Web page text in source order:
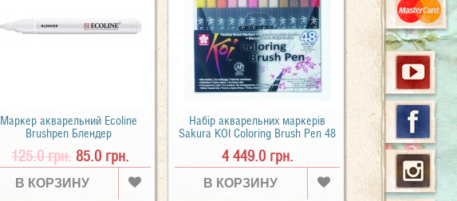
Маркер акварельний Ecoline
Brushpen Блендер
125.0 грн. 85.0 грн.
В КОРЗИНУ
Набір акварельних маркерів
Sakura KOI Coloring Brush Pen 48
4 449.0 грн.
В КОРЗИНУ